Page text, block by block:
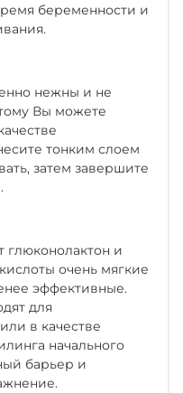
беременности и
нежны и не
Вы можете
тонким слоем
затем завершите
глюконолактон и
очень мягкие
эффективные.
для
в качестве
начального
барьер и